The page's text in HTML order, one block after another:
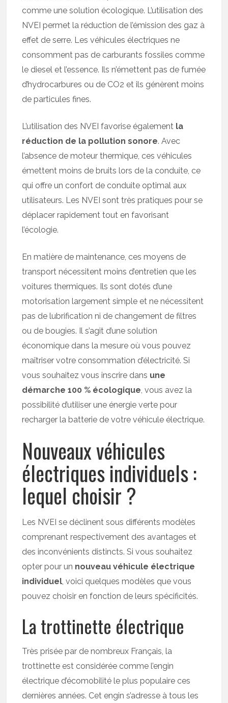
comme une solution écologique. L’utilisation des
NVEI permet la réduction de l’émission des gaz à
effet de serre. Les véhicules électriques ne
consomment pas de carburants fossiles comme
le diesel et l’essence. Ils n’émettent pas de fumée
d’hydrocarbures ou de CO2 et ils génèrent moins
de particules fines.
L’utilisation des NVEI favorise également la
réduction de la pollution sonore. Avec
l’absence de moteur thermique, ces véhicules
émettent moins de bruits lors de la conduite, ce
qui offre un confort de conduite optimal aux
utilisateurs. Les NVEI sont très pratiques pour se
déplacer rapidement tout en favorisant
l’écologie.
En matière de maintenance, ces moyens de
transport nécessitent moins d’entretien que les
voitures thermiques. Ils sont dotés d’une
motorisation largement simple et ne nécessitent
pas de lubrification ni de changement de filtres
ou de bougies. Il s’agit d’une solution
économique dans la mesure où vous pouvez
maîtriser votre consommation d’électricité. Si
vous souhaitez vous inscrire dans une
démarche 100 % écologique, vous avez la
possibilité d’utiliser une énergie verte pour
recharger la batterie de votre véhicule électrique.
Nouveaux véhicules
électriques individuels :
lequel choisir ?
Les NVEI se déclinent sous différents modèles
comprenant respectivement des avantages et
des inconvénients distincts. Si vous souhaitez
opter pour un nouveau véhicule électrique
individuel, voici quelques modèles que vous
pouvez choisir en fonction de leurs spécificités.
La trottinette électrique
Très prisée par de nombreux Français, la
trottinette est considérée comme l’engin
électrique d’écomobilité le plus populaire ces
dernières années. Cet engin s’adresse à tous les